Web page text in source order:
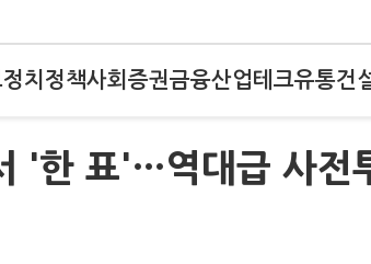
정치 정책사회 증권금융산업테크유통건
'한 표'…역대급 사전